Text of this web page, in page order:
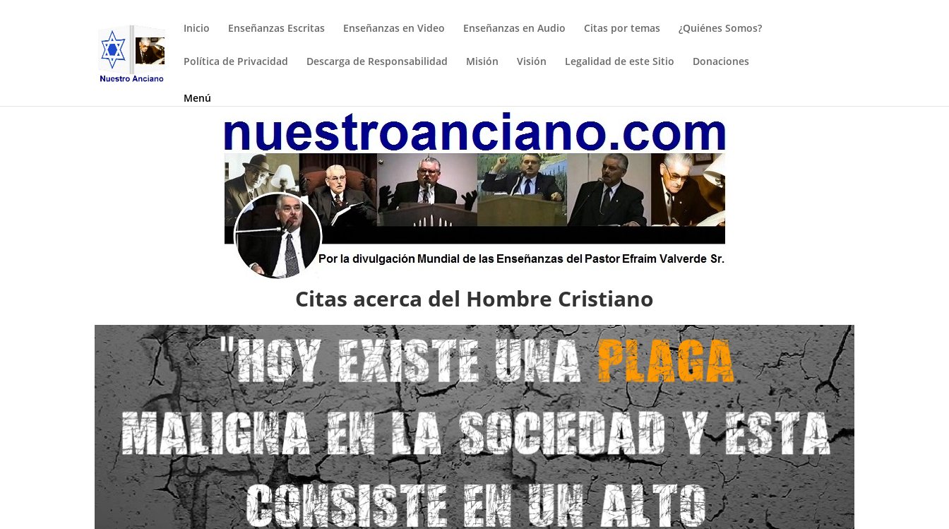
Inicio Enseñanzas Escritas Enseñanzas en Video Enseñanzas en Audio Citas por temas ¿Quiénes Somos?
Política de Privacidad Descarga de Responsabilidad Misión Visión Legalidad de este Sitio Donaciones
Menú
Citas acerca del Hombre Cristiano